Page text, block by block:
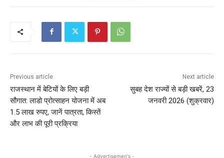
Previous article
राजस्थान में बेटियों के लिए बड़ी
सौगात: लाडो प्रोत्साहन योजना में अब
1.5 लाख रुपए, जानें पात्रता, किस्तें
और लाभ की पूरी प्रक्रिया
Next article
सुबह देश राज्यों से बड़ी खबरें, 23
जनवरी 2026 (शुक्रवार)
- Advertisemen's -